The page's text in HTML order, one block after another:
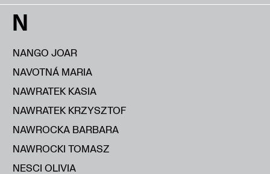
N
NANGO JOAR
NAVOTNÁ MARIA
NAWRATEK KASIA
NAWRATEK KRZYSZTOF
NAWROCKA BARBARA
NAWROCKI TOMASZ
NESCI OLIVIA